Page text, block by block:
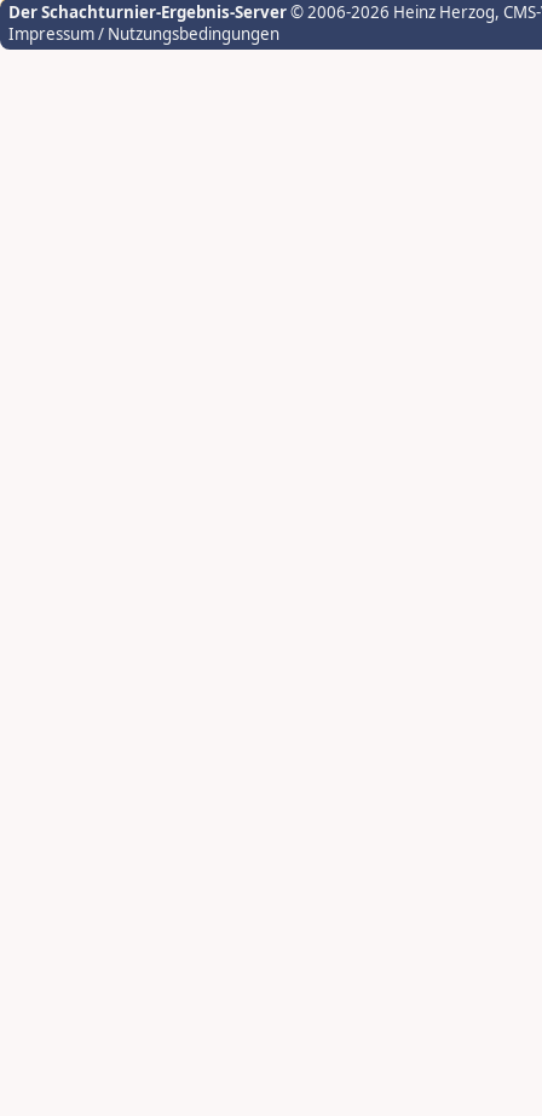
Der Schachturnier-Ergebnis-Server© 2006-2026 Heinz Herzog,
Impressum / Nutzungsbedingungen